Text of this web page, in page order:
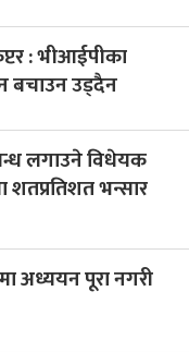
: भीआईपीका
बचाउन उड्दैन
लगाउने विधेयक
शतप्रतिशत भन्सार
अध्ययन पूरा नगरी